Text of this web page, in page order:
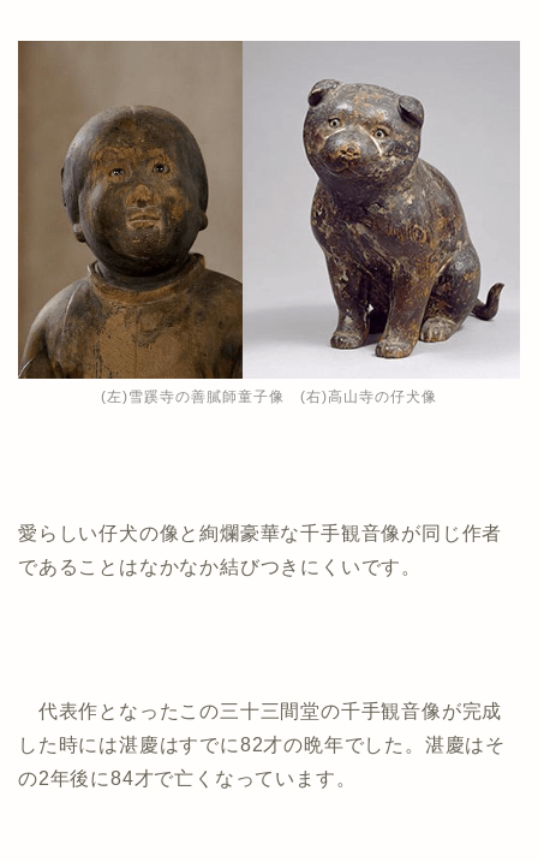
(左)雪蹊寺の善膩師童子像 (右)高山寺の仔犬像
愛らしい仔犬の像と絢爛豪華な千手観音像が同じ作者
であることはなかなか結びつきにくいです。
代表作となったこの三十三間堂の千手観音像が完成
した時には湛慶はすでに82才の晩年でした。湛慶はそ
の2年後に84才で亡くなっています。